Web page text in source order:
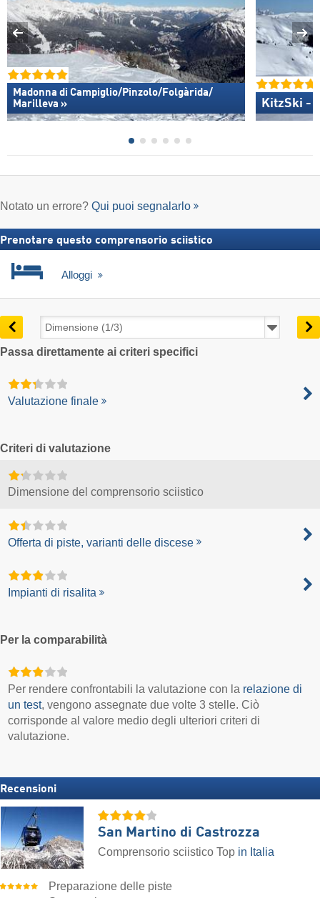
Madonna di Campiglio/​Pinzolo/​Folgàrida/​
Marilleva »
KitzSki -
Notato un errore? Qui puoi segnalarlo
Prenotare questo comprensorio sciistico
Alloggi
Passa direttamente ai criteri specifici
Valutazione finale
Criteri di valutazione
Dimensione del comprensorio sciistico
Offerta di piste, varianti delle discese
Impianti di risalita
Per la comparabilità
Per rendere confrontabili la valutazione con la relazione di
un test, vengono assegnate due volte 3 stelle. Ciò
corrisponde al valore medio degli ulteriori criteri di
valutazione.
Recensioni
San Martino di Castrozza
Comprensorio sciistico Top in Italia
Preparazione delle piste